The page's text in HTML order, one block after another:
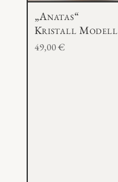
„Anatas“
Kristall Modell
49,00€